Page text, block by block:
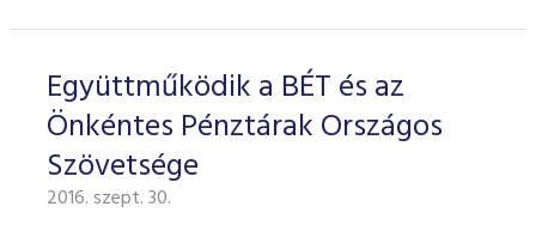
Együttműködik a BÉT és az
Önkéntes Pénztárak Országos
Szövetsége
2016. szept. 30.